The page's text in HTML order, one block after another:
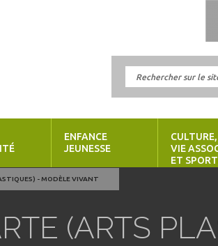
ENFANCE
JEUNESSE
CULTURE,
VIE
ET
- MODÈLE VIVANT
(ARTS